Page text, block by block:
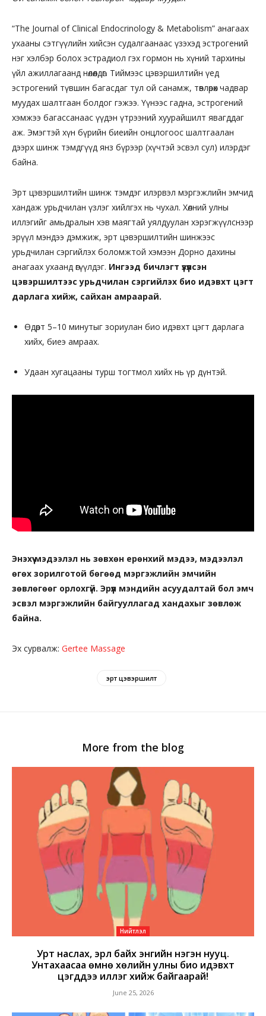
“The Journal of Clinical Endocrinology & Metabolism” анагаах
ухааны сэтгүүлийн хийсэн судалгаанаас үзэхэд эстрогений
нэг хэлбэр болох эстрадиол гэх гормон нь хүний тархины
үйл ажиллагаанд нөлөөлдөг. Тиймээс цэвэршилтийн үед
эстрогений түвшин багасдаг тул ой санамж, төвлөрөх чадвар
муудах шалтгаан болдог гэжээ. Үүнээс гадна, эстрогений
хэмжээ багассанаас үүдэн үтрээний хуурайшилт явагддаг
аж. Эмэгтэй хүн бүрийн биеийн онцлогоос шалтгаалан
дээрх шинж тэмдгүүд янз бүрээр (хүчтэй эсвэл сул) илэрдэг
байна.
Эрт цэвэршилтийн шинж тэмдэг илэрвэл мэргэжлийн эмчид
хандаж урьдчилан үзлэг хийлгэх нь чухал. Хөлний улны
иллэгийг амьдралын хэв маягтай уялдуулан хэрэгжүүлснээр
эрүүл мэндээ дэмжиж, эрт цэвэршилтийн шинжээс
урьдчилан сэргийлэх боломжтой хэмээн Дорно дахины
анагаах ухаанд өгүүлдэг. Ингээд бичлэгт үзүүлсэн
цэвэршилтээс урьдчилан сэргийлэх био идэвхт цэгт
дарлага хийж, сайхан амраарай.
Өдөрт 5–10 минутыг зориулан био идэвхт цэгт дарлага
хийх, биеэ амраах.
Удаан хугацааны турш тогтмол хийх нь үр дүнтэй.
Энэхүү мэдээлэл нь зөвхөн ерөнхий мэдээ, мэдээлэл
өгөх зорилготой бөгөөд мэргэжлийн эмчийн
зөвлөгөөг орлохгүй. Эрүүл мэндийн асуудалтай бол эмч
эсвэл мэргэжлийн байгууллагад хандахыг зөвлөж
байна.
Эх сурвалж: Gertee Massage
эрт цэвэршилт
More from the blog
Нийтлэл
Урт наслах, эрүүл байх энгийн нэгэн нууц.
Унтахаасаа өмнө хөлийн улны био идэвхт
цэгүүддээ иллэг хийж байгаарай!
June 25, 2026